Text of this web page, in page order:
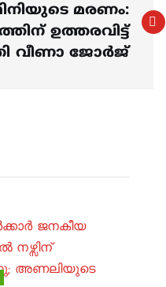
മരണം:
ഉത്തരവിട്ട്
വീണാ ജോര്‍ജ്